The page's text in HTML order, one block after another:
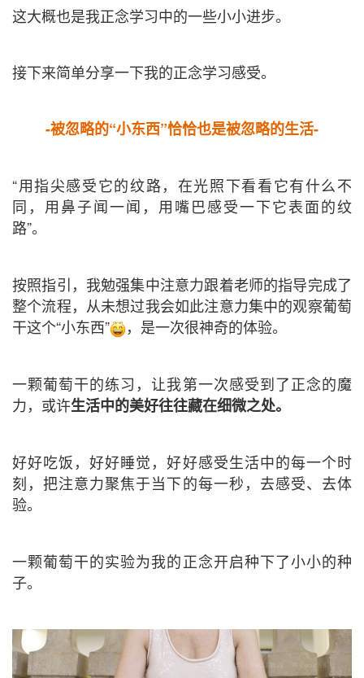
这大概也是我正念学习中的一些小小进步。
接下来简单分享一下我的正念学习感受。
-被忽略的“小东西”恰恰也是被忽略的生活-
“用指尖感受它的纹路，在光照下看看它有什么不
同，用鼻子闻一闻，用嘴巴感受一下它表面的纹
路”。
按照指引，我勉强集中注意力跟着老师的指导完成了
整个流程，从未想过我会如此注意力集中的观察葡萄
干这个“小东西”
，是一次很神奇的体验。
一颗葡萄干的练习，让我第一次感受到了正念的魔
力，或许生活中的美好往往藏在细微之处。
好好吃饭，好好睡觉，好好感受生活中的每一个时
刻，把注意力聚焦于当下的每一秒，去感受、去体
验。
一颗葡萄干的实验为我的正念开启种下了小小的种
子。